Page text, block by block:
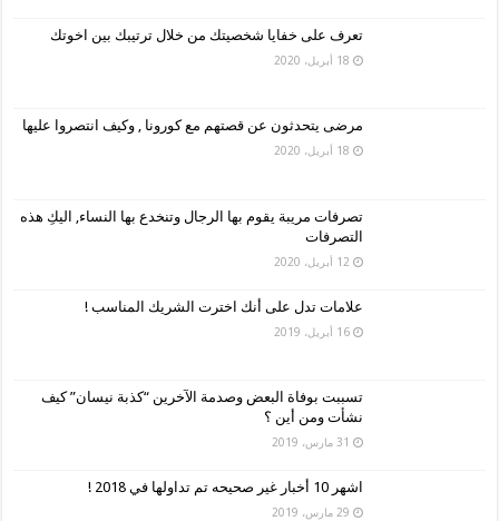
تعرف على خفايا شخصيتك من خلال ترتيبك بين اخوتك
18 أبريل، 2020
مرضى يتحدثون عن قصتهم مع كورونا , وكيف انتصروا عليها
18 أبريل، 2020
تصرفات مريبة يقوم بها الرجال وتنخدع بها النساء, اليكِ هذه
التصرفات
12 أبريل، 2020
علامات تدل على أنك اخترت الشريك المناسب !
16 أبريل، 2019
تسببت بوفاة البعض وصدمة الآخرين “كذبة نيسان” كيف
نشأت ومن أين ؟
31 مارس، 2019
اشهر 10 أخبار غير صحيحه تم تداولها في 2018 !
29 مارس، 2019